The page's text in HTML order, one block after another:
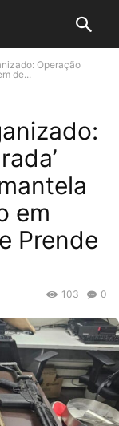
Operação
de...
em
Prende
0
103